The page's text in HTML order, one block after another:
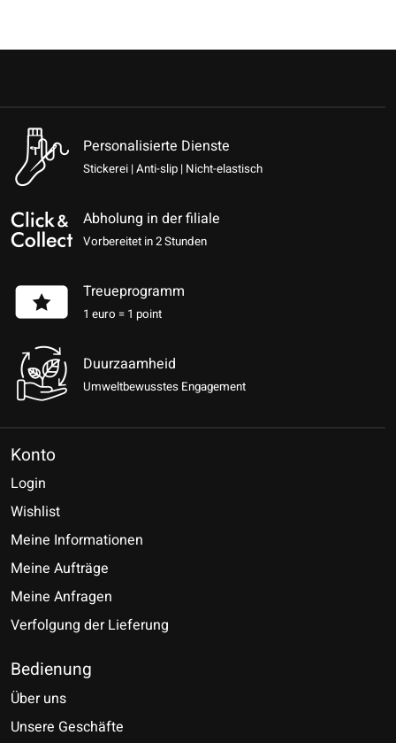
Personalisierte Dienste
Stickerei | Anti-slip | Nicht-elastisch
Abholung in der filiale
Vorbereitet in 2 Stunden
Treueprogramm
1 euro = 1 point
Duurzaamheid
Umweltbewusstes Engagement
Konto
Login
Wishlist
Meine Informationen
Meine Aufträge
Meine Anfragen
Verfolgung der Lieferung
Bedienung
Über uns
Unsere Geschäfte